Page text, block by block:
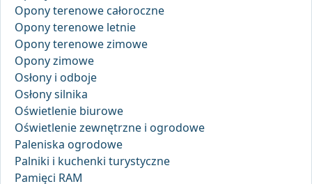
Opony terenowe całoroczne
Opony terenowe letnie
Opony terenowe zimowe
Opony zimowe
Osłony i odboje
Osłony silnika
Oświetlenie biurowe
Oświetlenie zewnętrzne i ogrodowe
Paleniska ogrodowe
Palniki i kuchenki turystyczne
Pamięci RAM